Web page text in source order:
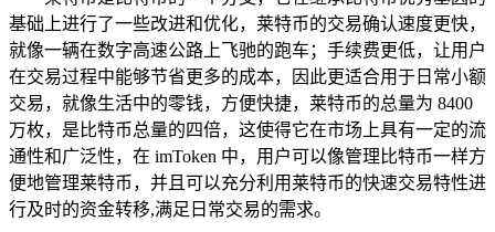
基础上进行了一些改进和优化，莱特币的交易确认速度更快，
就像一辆在数字高速公路上飞驰的跑车；手续费更低，让用户
在交易过程中能够节省更多的成本，因此更适合用于日常小额
交易，就像生活中的零钱，方便快捷，莱特币的总量为 8400
万枚，是比特币总量的四倍，这使得它在市场上具有一定的流
通性和广泛性，在 imToken 中，用户可以像管理比特币一样方
便地管理莱特币，并且可以充分利用莱特币的快速交易特性进
行及时的资金转移,满足日常交易的需求。